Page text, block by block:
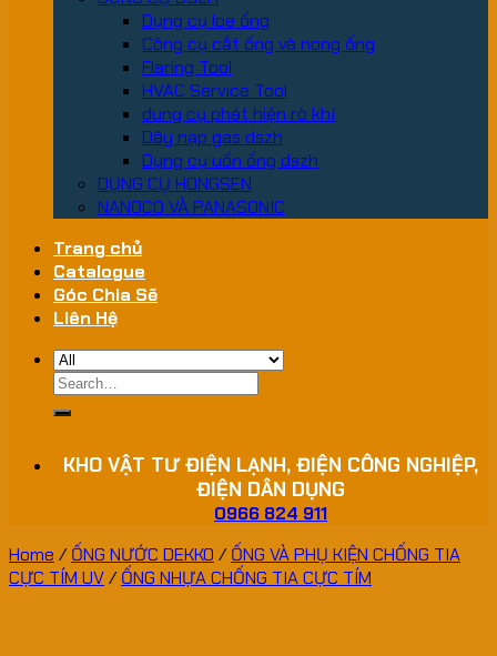
Dụng cụ loe ống
Công cụ cắt ống và nong ống
Flaring Tool
HVAC Service Tool
dung cụ phát hiện rò khí
Dây nạp gas dszh
Dụng cụ uốn ống dszh
DỤNG CỤ HONGSEN
NANOCO VÀ PANASONIC
Trang chủ
Catalogue
Góc Chia Sẽ
Liên Hệ
Search
for:
KHO VẬT TƯ ĐIỆN LẠNH, ĐIỆN CÔNG NGHIỆP,
ĐIỆN DÂN DỤNG
0966 824 911
Home / ỐNG NƯỚC DEKKO / ỐNG VÀ PHỤ KIỆN CHỐNG TIA
CỰC TÍM UV/ ỐNG NHỰA CHỐNG TIA CỰC TÍM